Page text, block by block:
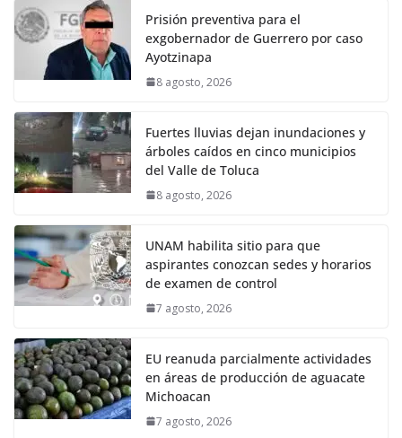
Prisión preventiva para el
exgobernador de Guerrero por caso
Ayotzinapa
8 agosto, 2026
Fuertes lluvias dejan inundaciones y
árboles caídos en cinco municipios
del Valle de Toluca
8 agosto, 2026
UNAM habilita sitio para que
aspirantes conozcan sedes y horarios
de examen de control
7 agosto, 2026
EU reanuda parcialmente actividades
en áreas de producción de aguacate
Michoacan
7 agosto, 2026